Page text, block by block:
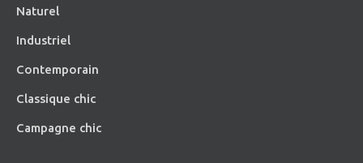
Naturel
Industriel
Contemporain
Classique chic
Campagne chic